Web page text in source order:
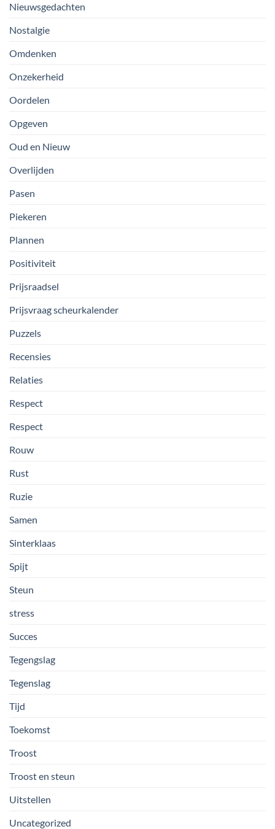
Nieuwsgedachten
Nostalgie
Omdenken
Onzekerheid
Oordelen
Opgeven
Oud en Nieuw
Overlijden
Pasen
Piekeren
Plannen
Positiviteit
Prijsraadsel
Prijsvraag scheurkalender
Puzzels
Recensies
Relaties
Respect
Respect
Rouw
Rust
Ruzie
Samen
Sinterklaas
Spijt
Steun
stress
Succes
Tegengslag
Tegenslag
Tijd
Toekomst
Troost
Troost en steun
Uitstellen
Uncategorized